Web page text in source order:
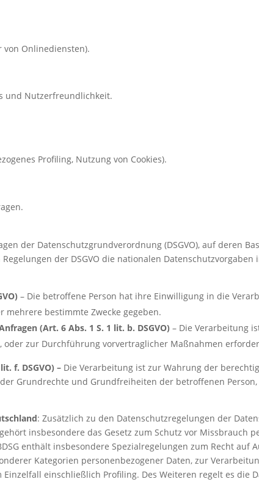
von Onlinediensten).
und Nutzerfreundlichkeit.
Profiling, Nutzung von Cookies).
der Datenschutzgrundverordnung (DSGVO), auf deren
der DSGVO die nationalen
– Die betroffene Person hat ihre Einwilligung in die
mehrere bestimmte Zwecke gegeben.
(Art. 6 Abs. 1 S. 1 lit. b. DSGVO) – Die Verarbeitung
oder zur Durchführung vorvertraglicher Maßnahmen
f. DSGVO) – Die Verarbeitung ist zur Wahrung der
Grundrechte und Grundfreiheiten der betroffenen
: Zusätzlich zu den Datenschutzregelungen der
insbesondere das Gesetz zum Schutz vor Missbrauch
enthält insbesondere Spezialregelungen zum Recht auf
Kategorien personenbezogener Daten, zur
einschließlich Profiling. Des Weiteren regelt es die